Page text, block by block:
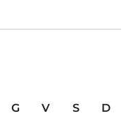
G V S
D